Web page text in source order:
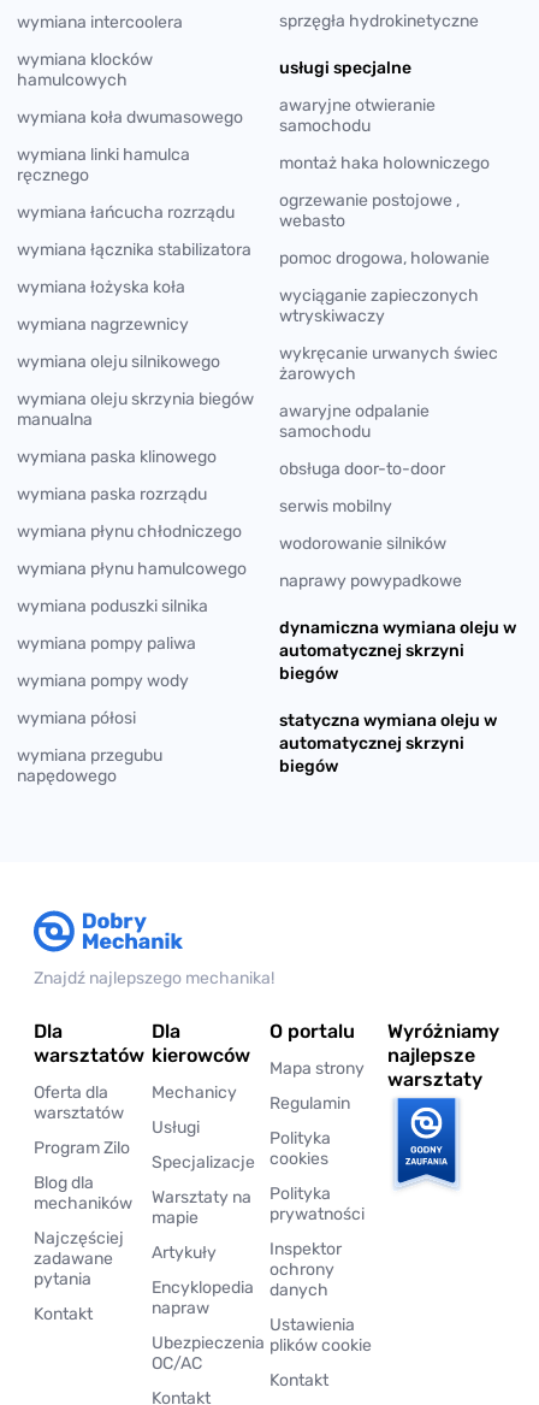
wymiana intercoolera
wymiana klocków
hamulcowych
wymiana koła dwumasowego
wymiana linki hamulca
ręcznego
wymiana łańcucha rozrządu
wymiana łącznika stabilizatora
wymiana łożyska koła
wymiana nagrzewnicy
wymiana oleju silnikowego
wymiana oleju skrzynia biegów
manualna
wymiana paska klinowego
wymiana paska rozrządu
wymiana płynu chłodniczego
wymiana płynu hamulcowego
wymiana poduszki silnika
wymiana pompy paliwa
wymiana pompy wody
wymiana półosi
wymiana przegubu
napędowego
sprzęgła hydrokinetyczne
usługi specjalne
awaryjne otwieranie
samochodu
montaż haka holowniczego
ogrzewanie postojowe ,
webasto
pomoc drogowa, holowanie
wyciąganie zapieczonych
wtryskiwaczy
wykręcanie urwanych świec
żarowych
awaryjne odpalanie
samochodu
obsługa door-to-door
serwis mobilny
wodorowanie silników
naprawy powypadkowe
dynamiczna wymiana oleju w
automatycznej skrzyni
biegów
statyczna wymiana oleju w
automatycznej skrzyni
biegów
Znajdź najlepszego mechanika!
Dla
warsztatów
Oferta dla
warsztatów
Program Zilo
Blog dla
mechaników
Najczęściej
zadawane
pytania
Kontakt
Dla
kierowców
Mechanicy
Usługi
Specjalizacje
Warsztaty na
mapie
Artykuły
Encyklopedia
napraw
Ubezpieczenia
OC/AC
Kontakt
O portalu
Mapa strony
Regulamin
Polityka
cookies
Polityka
prywatności
Inspektor
ochrony
danych
Ustawienia
plików cookie
Kontakt
Wyróżniamy
najlepsze
warsztaty